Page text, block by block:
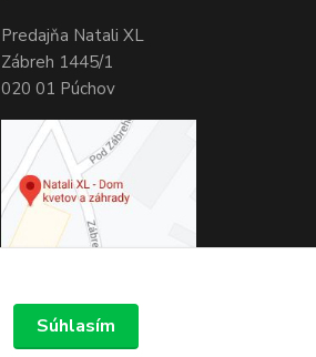
Predajňa Natali XL
Zábreh 1445/1
020 01 Púchov
Súhlasím